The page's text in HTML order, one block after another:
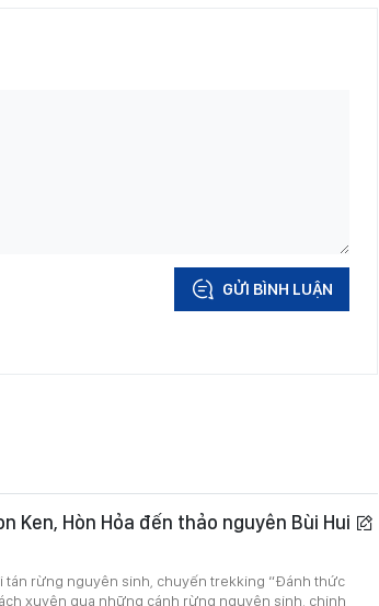
GỬI BÌNH LUẬN
Ken, Hòn Hỏa đến thảo nguyên Bùi Hui
tán rừng nguyên sinh, chuyến trekking “Đánh thức
xuyên qua những cánh rừng nguyên sinh, chinh